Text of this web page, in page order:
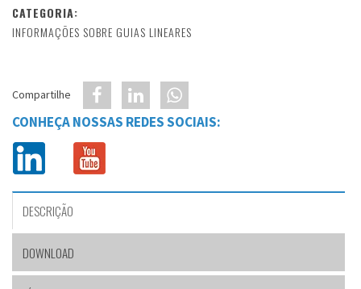
CATEGORIA:
INFORMAÇÕES SOBRE GUIAS LINEARES
Compartilhe
CONHEÇA NOSSAS REDES SOCIAIS:
DESCRIÇÃO
DOWNLOAD